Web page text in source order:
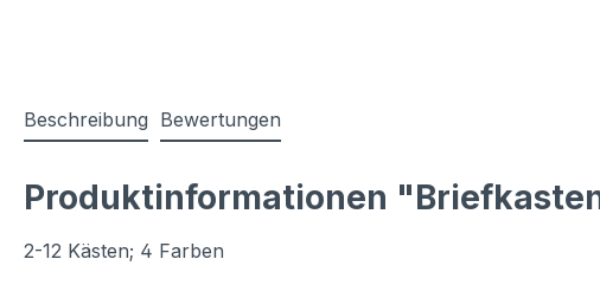
Beschreibung Bewertungen
Produktinformationen
2-12 Kästen; 4 Farben